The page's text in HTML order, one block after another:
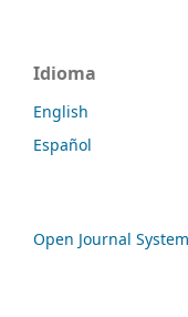
Idioma
English
Español
Open Journal